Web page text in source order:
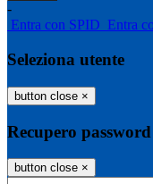
-
Entra con SPID Entra
Seleziona utente
button close ×
Recupero password
button close ×